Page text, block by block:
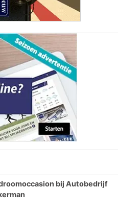
bij Autobedrijf